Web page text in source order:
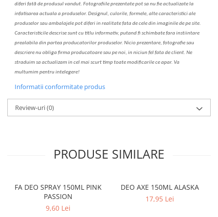
diferi fată de produsul vandut. Fotografiile prezentate pot sa nu fie actualizate la
infatisarea actuala a produselor. Designul, culorile, formele, alte caracteristici ale
produselor sau ambalajele pot diferi in realitate fata de cele din imaginile de pe site.
Caracteristicile descrise sunt cu titlu informativ, putand fi schimbate fara instiintare
prealabila din partea producatorilor produselor. Nicio prezentare, fotografie sau
descriere nu obliga firma producatoare sau pe noi, in niciun fel fata de client. Ne
straduim sa actualizam in cel mai scurt timp toate modificarile ce apar. Va
multumim pentru intelegere!
Informatii conformitate produs
Review-uri(0)
PRODUSE SIMILARE
FA DEO SPRAY 150ML PINK
PASSION
9,60 Lei
DEO AXE 150ML ALASKA
17,95 Lei